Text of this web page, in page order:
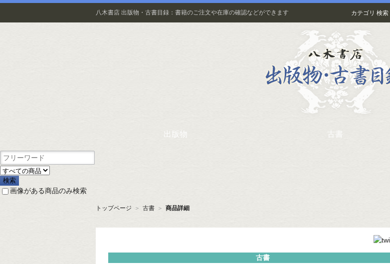
八木書店 出版物・古書目録：書籍のご注文や在庫の確認などができます カテゴリ 検索
出版物 古書
画像がある商品のみ検索
トップページ ＞ 古書 ＞ 商品詳細
古書